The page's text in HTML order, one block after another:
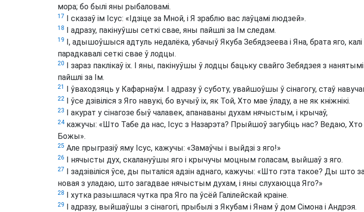
мора; бо былі яны рыбаловамі.
17 І сказаў ім Ісус: «Ідзіце за Мной, і Я зраблю вас лаўцамі людзей».
18 І адразу, пакінуўшы сеткі свае, яны пайшлі за Ім следам.
19 І, адышоўшыся адтуль недалёка, убачыў Якуба Зебядзеева і Яна, брата яго,
парадкавалі сеткі свае ў лодцы.
20 І зараз паклікаў іх. І яны, пакінуўшы ў лодцы бацьку свайго Зебядзея з нанятымі
пайшлі за Ім.
21 І ўваходзяць у Кафарнаўм. І адразу ў суботу, увайшоўшы ў сінагогу, стаў
22 І ўсе дзівіліся з Яго навукі, бо вучыў іх, як Той, Хто мае ўладу, а не як кніжнікі.
23 І акурат у сінагозе быў чалавек, апанаваны духам нячыстым, і крычаў,
24кажучы: «Што Табе да нас, Ісус з Назарэта? Прыйшоў загубіць нас? Ведаю,
Божы».
25 Але прыгразіў яму Ісус, кажучы: «Замаўчы і выйдзі з яго!»
26 І нячысты дух, скалануўшы яго і крычучы моцным голасам, выйшаў з яго.
27 І задзівіліся ўсе, ды пыталіся адзін аднаго, кажучы: «Што гэта такое? Ды што
новая з уладаю, што загадвае нячыстым духам, і яны слухаюцца Яго?»
28 І хутка разышлася чутка пра Яго па ўсёй Галілейскай краіне.
29 І адразу, выйшаўшы з сінагогі, прыбылі з Якубам і Янам ў дом Сімона і Андрэя.